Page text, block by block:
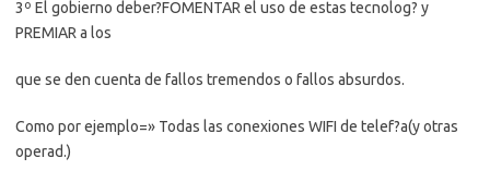
3º El gobierno deber?FOMENTAR el uso de estas tecnolog? y
PREMIAR a los
que se den cuenta de fallos tremendos o fallos absurdos.
Como por ejemplo=» Todas las conexiones WIFI de telef?a(y otras
operad.)